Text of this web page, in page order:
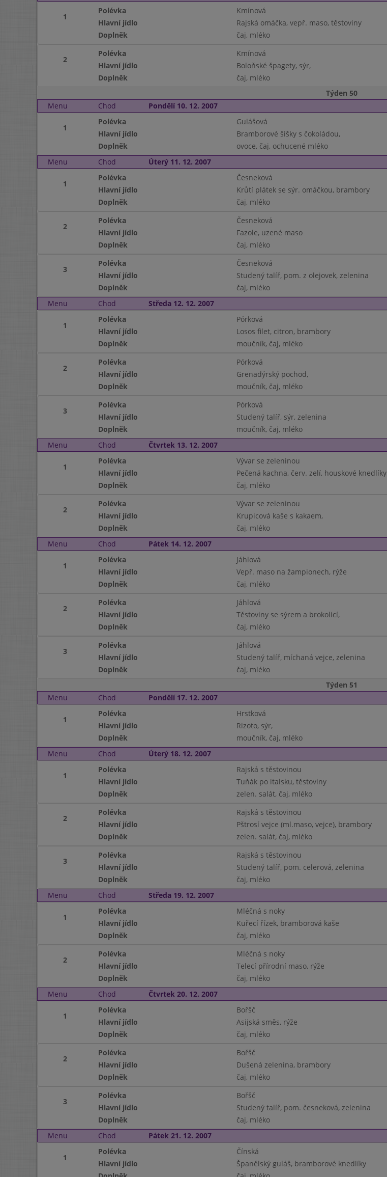
1
Polévka
Kmínová
Hlavní jídlo
Rajská omáčka, vepř. maso, těstoviny
Doplněk
čaj, mléko
2
Polévka
Kmínová
Hlavní jídlo
Boloňské špagety, sýr,
Doplněk
čaj, mléko
Týden 50
Menu
Chod Pondělí 10. 12. 2007
1
Polévka
Gulášová
Hlavní jídlo
Bramborové šišky s čokoládou,
Doplněk
ovoce, čaj, ochucené mléko
Menu
Chod Úterý 11. 12. 2007
1
Polévka
Česneková
Hlavní jídlo
Krůtí plátek se sýr. omáčkou, brambory
Doplněk
čaj, mléko
2
Polévka
Česneková
Hlavní jídlo
Fazole, uzené maso
Doplněk
čaj, mléko
3
Polévka
Česneková
Hlavní jídlo
Studený talíř, pom. z olejovek, zelenina
Doplněk
čaj, mléko
Menu
Chod Středa 12. 12. 2007
1
Polévka
Pórková
Hlavní jídlo
Losos filet, citron, brambory
Doplněk
moučník, čaj, mléko
2
Polévka
Pórková
Hlavní jídlo
Grenadýrský pochod,
Doplněk
moučník, čaj, mléko
3
Polévka
Pórková
Hlavní jídlo
Studený talíř, sýr, zelenina
Doplněk
moučník, čaj, mléko
Menu
Chod Čtvrtek 13. 12. 2007
1
Polévka
Vývar se zeleninou
Hlavní jídlo
Pečená kachna, červ. zelí, houskové knedlíky
Doplněk
čaj, mléko
2
Polévka
Vývar se zeleninou
Hlavní jídlo
Krupicová kaše s kakaem,
Doplněk
čaj, mléko
Menu
Chod Pátek 14. 12. 2007
1
Polévka
Jáhlová
Hlavní jídlo
Vepř. maso na žampionech, rýže
Doplněk
čaj, mléko
2
Polévka
Jáhlová
Hlavní jídlo
Těstoviny se sýrem a brokolicí,
Doplněk
čaj, mléko
3
Polévka
Jáhlová
Hlavní jídlo
Studený talíř, míchaná vejce, zelenina
Doplněk
čaj, mléko
Týden 51
Menu
Chod Pondělí 17. 12. 2007
1
Polévka
Hrstková
Hlavní jídlo
Rizoto, sýr,
Doplněk
moučník, čaj, mléko
Menu
Chod Úterý 18. 12. 2007
1
Polévka
Rajská s těstovinou
Hlavní jídlo
Tuňák po italsku, těstoviny
Doplněk
zelen. salát, čaj, mléko
2
Polévka
Rajská s těstovinou
Hlavní jídlo
Pštrosí vejce (ml.maso, vejce), brambory
Doplněk
zelen. salát, čaj, mléko
3
Polévka
Rajská s těstovinou
Hlavní jídlo
Studený talíř, pom. celerová, zelenina
Doplněk
čaj, mléko
Menu
Chod Středa 19. 12. 2007
1
Polévka
Mléčná s noky
Hlavní jídlo
Kuřecí řízek, bramborová kaše
Doplněk
čaj, mléko
2
Polévka
Mléčná s noky
Hlavní jídlo
Telecí přírodní maso, rýže
Doplněk
čaj, mléko
Menu
Chod Čtvrtek 20. 12. 2007
1
Polévka
Bořšč
Hlavní jídlo
Asijská směs, rýže
Doplněk
čaj, mléko
2
Polévka
Bořšč
Hlavní jídlo
Dušená zelenina, brambory
Doplněk
čaj, mléko
3
Polévka
Bořšč
Hlavní jídlo
Studený talíř, pom. česneková, zelenina
Doplněk
čaj, mléko
Menu
Chod Pátek 21. 12. 2007
1
Polévka
Čínská
Hlavní jídlo
Španělský guláš, bramborové knedlíky